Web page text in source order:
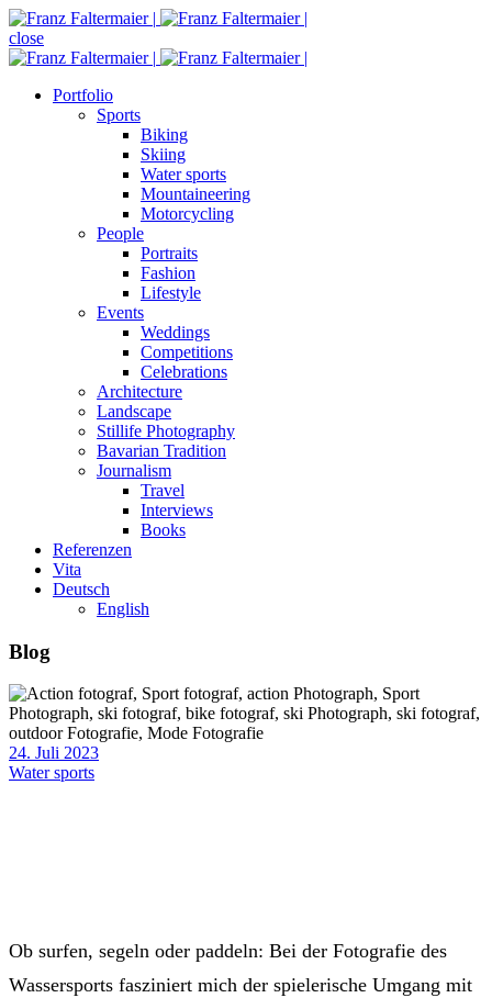
close
Portfolio
Sports
Biking
Skiing
Water sports
Mountaineering
Motorcycling
People
Portraits
Fashion
Lifestyle
Events
Weddings
Competitions
Celebrations
Architecture
Landscape
Stillife Photography
Bavarian Tradition
Journalism
Travel
Interviews
Books
Referenzen
Vita
Deutsch
English
Blog
24. Juli 2023
Water sports
Ob surfen, segeln oder paddeln: Bei der Fotografie des
Wassersports fasziniert mich der spielerische Umgang mit